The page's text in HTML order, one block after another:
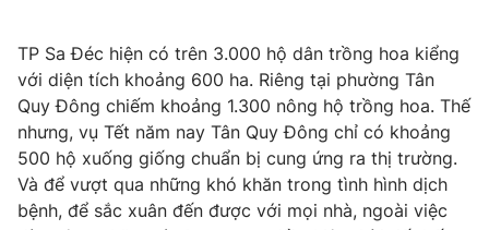
Thế giới đó đây
Câu chuyện quốc tế
Tài chính
Thị trường
Góc doanh nghiệp
Dữ liệu và đời sống
Truyền hình
Phim VTV
Giải trí
TP Sa Đéc hiện có trên 3.000 hộ dân trồng hoa kiểng
với diện tích khoảng 600 ha. Riêng tại phường Tân
Quy Đông chiếm khoảng 1.300 nông hộ trồng hoa. Thế
nhưng, vụ Tết năm nay Tân Quy Đông chỉ có khoảng
500 hộ xuống giống chuẩn bị cung ứng ra thị trường.
Và để vượt qua những khó khăn trong tình hình dịch
bệnh, để sắc xuân đến được với mọi nhà, ngoài việc